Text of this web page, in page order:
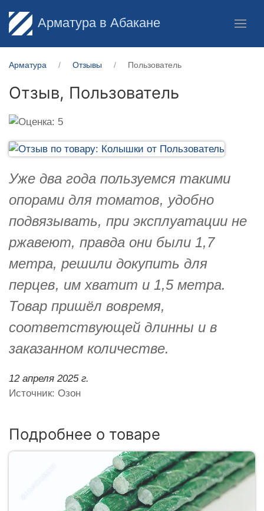
Арматура в Абакане
Арматура Отзывы Пользователь
Отзыв, Пользователь
Уже два года пользуемся такими
опорами для томатов, удобно
подвязывать, при эксплуатации не
ржавеют, правда они были 1,7
метра, решили докупить для
перцев, им хватит и 1,5 метра.
Товар пришёл вовремя,
соответствующей длинны и в
заказанном количестве.
12 апреля 2025 г.
Источник: Озон
Подробнее о товаре